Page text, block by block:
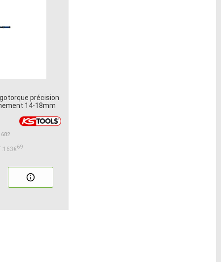
précision
14-18mm
69